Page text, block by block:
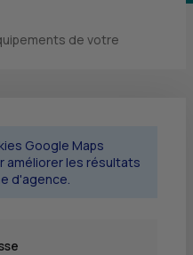
de votre
Google Maps
améliorer les résultats
d'agence.